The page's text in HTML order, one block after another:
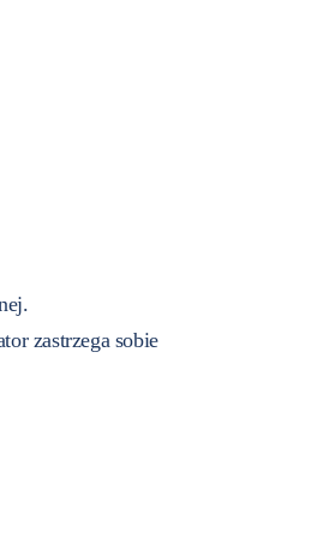
zastrzega sobie